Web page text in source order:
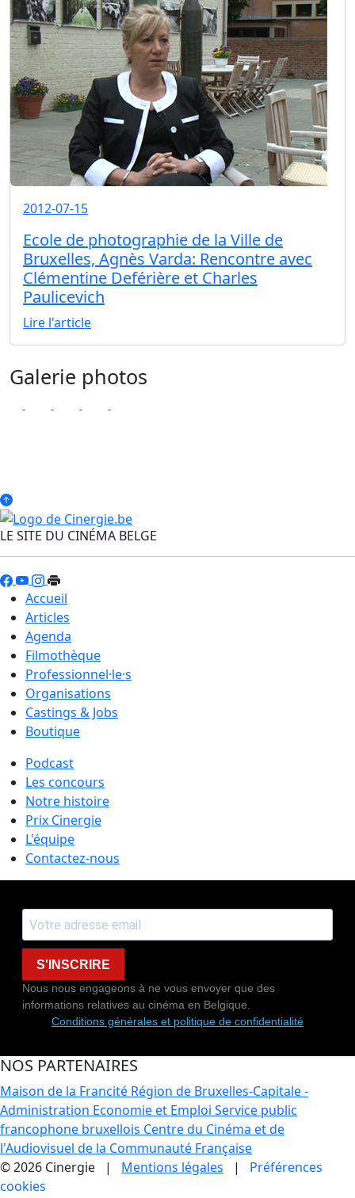
2012-07-15
Ecole de photographie de la Ville de
Bruxelles, Agnès Varda: Rencontre avec
Clémentine Deférière et Charles
Paulicevich
Lire l'article
Galerie photos
LE SITE DU CINÉMA BELGE
Accueil
Articles
Agenda
Filmothèque
Professionnel·le·s
Organisations
Castings & Jobs
Boutique
Podcast
Les concours
Notre histoire
Prix Cinergie
L'équipe
Contactez-nous
S'INSCRIRE
Nous nous engageons à ne vous envoyer que des
informations relatives au cinéma en Belgique.
Conditions générales et politique de confidentialité
NOS PARTENAIRES
Maison de la Francité Région de Bruxelles-Capitale -
Administration Economie et Emploi Service public
francophone bruxellois Centre du Cinéma et de
l'Audiovisuel de la Communauté Française
© 2026 Cinergie | Mentions légales | Préférences
cookies